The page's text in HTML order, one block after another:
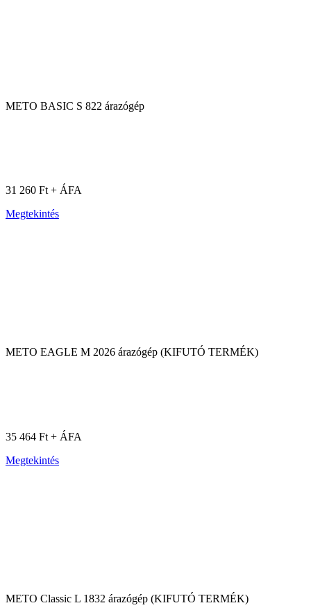
METO BASIC S 822 árazógép
31 260 Ft + ÁFA
Megtekintés
METO EAGLE M 2026 árazógép (KIFUTÓ TERMÉK)
35 464 Ft + ÁFA
Megtekintés
METO Classic L 1832 árazógép (KIFUTÓ TERMÉK)